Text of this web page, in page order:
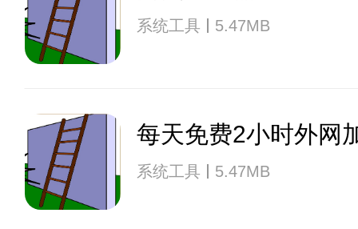
系统工具 5.47MB
每天免费2小时外网
系统工具 5.47MB